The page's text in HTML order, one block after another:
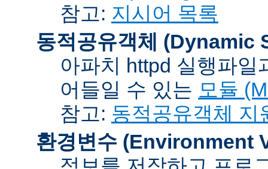
참고: 지시어 목록
동적공유객체 (Dynamic
아파치 httpd 실행파일
어들일 수 있는 모듈
참고: 동적공유객체 지
환경변수 (Environment